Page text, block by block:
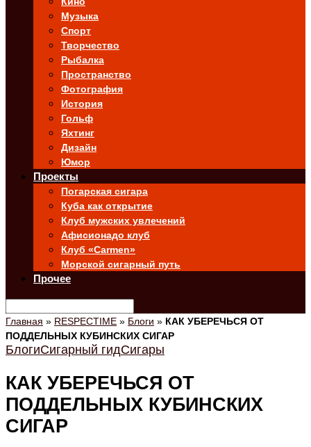
Музыка
Спорт
Творчество
Рыбалка
Пространство
Фотография
История
Гольф
Яхтинг
Дизайн
Юмор
Проекты
Погарская сигара
Куба как открытие
Клуб мужских увлечений
Афисионадо клуб
Клуб «Carmen»
Морской сигарный путь
Прочее
Главная » RESPECTIME » Блоги » КАК УБЕРЕЧЬСЯ ОТ
ПОДДЕЛЬНЫХ КУБИНСКИХ СИГАР
БлогиСигарный гидСигары
КАК УБЕРЕЧЬСЯ ОТ
ПОДДЕЛЬНЫХ КУБИНСКИХ
СИГАР